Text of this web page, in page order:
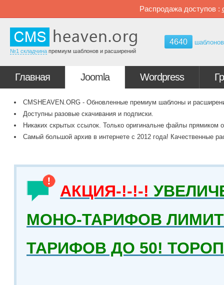
Распродажа доступов :
№1 складчина премиум шаблонов и расширений
4640 шаблонов
Главная Joomla Wordpress
CMSHEAVEN.ORG - Обновленные премиум шаблоны и
Доступны разовые скачивания и подписки.
Никаких скрытых ссылок. Только оригинальне файлы прямиком
Самый большой архив в интернете с 2012 года! Качественные
АКЦИЯ-!-!-!
МОНО-ТАРИФОВ
ТАРИФОВ ДО 50!